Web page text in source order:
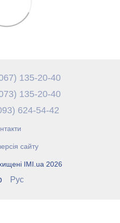
135-20-40
135-20-40
624-54-42
сайту
IMI.ua 2026
Рус